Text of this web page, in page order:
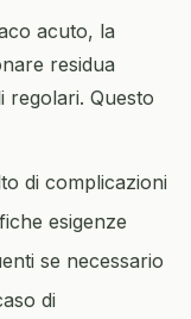
acuto, la
residua
Questo
di complicazioni
esigenze
se necessario
di